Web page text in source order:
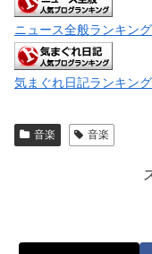
ニュース全般ランキング
気まぐれ日記ランキング
音楽 音楽